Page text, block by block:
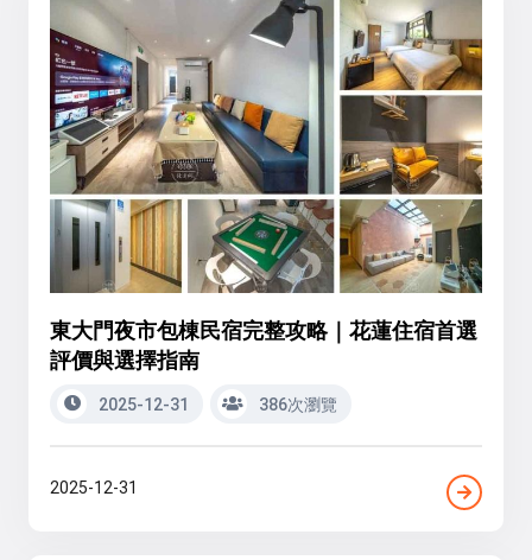
東大門夜市包棟民宿完整攻略｜花蓮住宿首選
評價與選擇指南
2025-12-31 386次瀏覽
2025-12-31